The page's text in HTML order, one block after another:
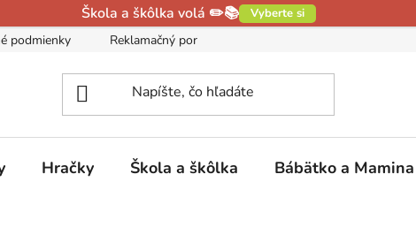
Škola a škôlka volá ✏️📚 Vyberte si
podmienky Reklamačný poriadok
Hračky Škola a škôlka Bábätko a Mamina